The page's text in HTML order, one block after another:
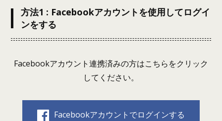
方法1 : Facebookアカウントを使用してログイ
ンをする
Facebookアカウント連携済みの方はこちらをクリック
してください。
Facebookアカウントでログインする